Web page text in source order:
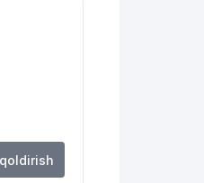
839 м
852 м